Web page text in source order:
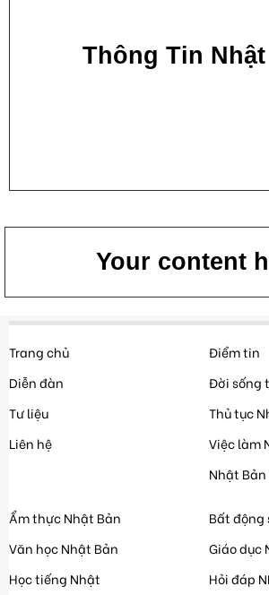
Thông Tin
Your content
Trang chủ
Diễn đàn
Tư liệu
Liên hệ
Điểm tin
Đời sống
Thủ tục
Việc làm
Nhật
Ẩm thực Nhật Bản
Văn học Nhật Bản
Học tiếng Nhật
Bất động
Giáo dục
Hỏi đáp